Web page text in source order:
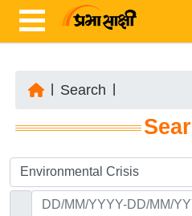
ज़ा
ख
र
Search